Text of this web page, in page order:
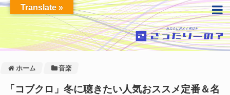
ホーム 音楽
「コブクロ」冬に聴きたい人気おススメ定番＆名
Translate »